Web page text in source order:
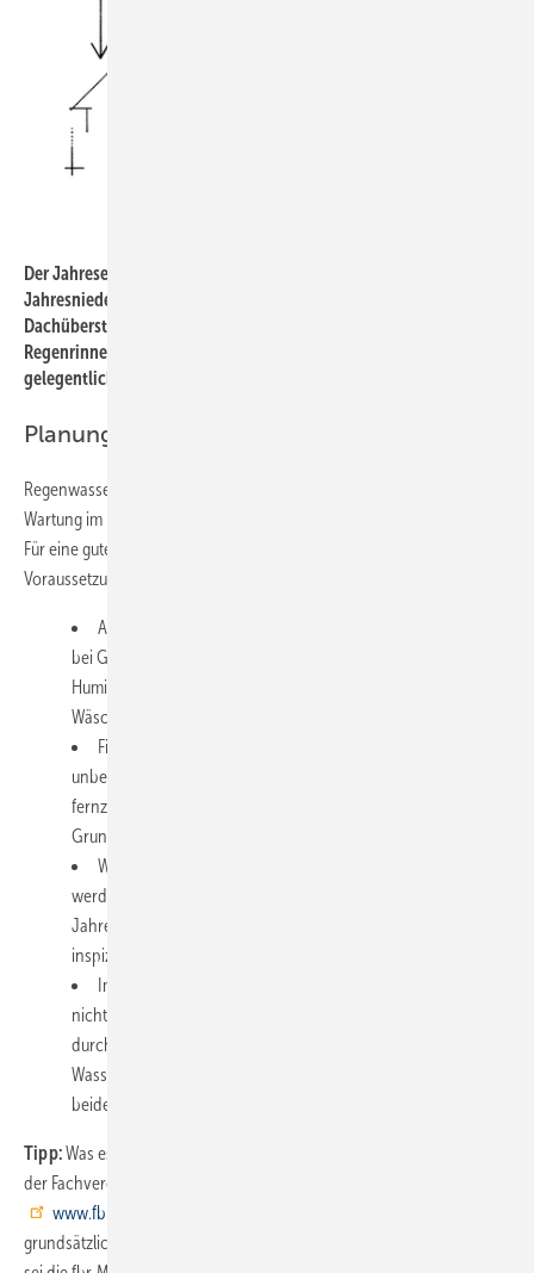
Der Jahresertrag an Regenwasser ist das Produkt aus
Jahresniederschlag des Ortes x Auffangfläche (Grundriss mit
Dachüberstand bzw. horizontale Projektion zwischen den
Regenrinnen) x Minderungsfaktor für Benetzungsverluste und
gelegentlichen Speicherüberlauf.
Planung und Ausführung
Regenwassernutzungsanlagen sind „Lowtech“, benötigen wenig
Wartung im Betrieb, allerdings fundiertes Wissen bei Planung und Bau.
Für eine gute Wasserqualität gelten unter anderem folgende
Voraussetzungen:
Als Sammelflächen nur Dachflächen nutzen. Doch Vorsicht
bei Gründachabflüssen: Sie enthalten in der Regel
Huminstoffe, die das Wasser färben, und sind daher für das
Wäschewaschen nicht geeignet.
Filter zwischen Sammelfläche und Wasservorrat sind
unbedingt nötig, um grobe Verunreinigungen vom Speicher
fernzuhalten. Je nach Fabrikat sitzen sie in der Fallleitung, in der
Grundleitung oder im Speicher am Ende des Zulaufrohres.
Wartung: Filter müssen mehrmals jährlich manuell gereinigt
werden. Die Säuberung der Zisterne genügt dann alle zehn
Jahre. Einmal jährlich sollten Sammelflächen und Regenrinnen
inspiziert werden.
Im Speicher Licht und Wärme vermeiden. Zulauf, falls dies
nicht durch einen Filter innerhalb des Speichers geschieht,
durch Formstücke beruhigen sowie Betriebswasser nahe der
Wasseroberfläche mit schwimmender Entnahme ansaugen –
beides, um das Aufwirbeln des Sediments zu vermeiden.
Tipp:Was es sonst noch zu beachten gilt, zeigen die Informationen
der Fachvereinigung Betriebs- und Regenwassernutzung e. V. (fbr) auf
www.fbr.de/publikationen/fbr-top-reihe/
grundsätzlich über einzelne Komponenten orientieren möchte, dem